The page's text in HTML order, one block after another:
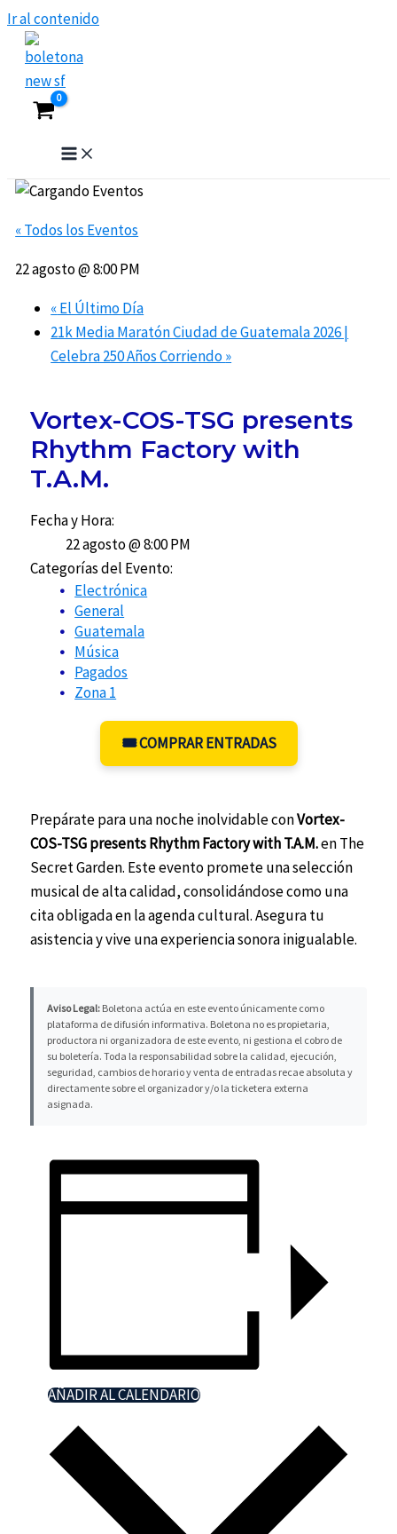
Ir al contenido
« Todos los Eventos
22 agosto @ 8:00 PM
«El Último Día
21k Media Maratón Ciudad de Guatemala 2026 |
Celebra 250 Años Corriendo»
Vortex-COS-TSG presents
Rhythm Factory with
T.A.M.
Fecha y Hora:
22 agosto @ 8:00 PM
Categorías del Evento:
Electrónica
General
Guatemala
Música
Pagados
Zona 1
🎟️ COMPRAR ENTRADAS
Prepárate para una noche inolvidable conVortex-
COS-TSG presents Rhythm Factory with T.A.M.en The
Secret Garden. Este evento promete una selección
musical de alta calidad, consolidándose como una
cita obligada en la agenda cultural. Asegura tu
asistencia y vive una experiencia sonora inigualable.
Aviso Legal: Boletona actúa en este evento únicamente como
plataforma de difusión informativa. Boletona no es propietaria,
productora ni organizadora de este evento, ni gestiona el cobro de
su boletería. Toda la responsabilidad sobre la calidad, ejecución,
seguridad, cambios de horario y venta de entradas recae absoluta y
directamente sobre el organizador y/o la ticketera externa
asignada.
AÑADIR AL CALENDARIO